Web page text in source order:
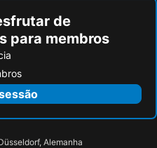
de
para membros
Alemanha